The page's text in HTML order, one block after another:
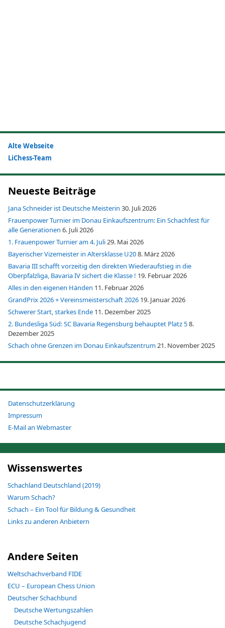
Alte Webseite
LiChess-Team
Neueste Beiträge
Jana Schneider ist Deutsche Meisterin 30. Juli 2026
Frauenpower Turnier im Donau Einkaufszentrum: Ein Schachfest für
alle Generationen 6. Juli 2026
1. Frauenpower Turnier am 4. Juli29. Mai 2026
Bayerischer Vizemeister in Altersklasse U208. März 2026
Bavaria III schafft vorzeitig den direkten Wiederaufstieg in die
Oberpfalzliga, Bavaria IV sichert die Klasse ! 19. Februar 2026
Alles in den eigenen Händen 11. Februar 2026
GrandPrix 2026 + Vereinsmeisterschaft 2026 19. Januar 2026
Schwerer Start, starkes Ende 11. Dezember 2025
2. Bundesliga Süd: SC Bavaria Regensburg behauptet Platz 58.
Dezember 2025
Schach ohne Grenzen im Donau Einkaufszentrum21. November 2025
Datenschutzerklärung
Impressum
E-Mail an Webmaster
Wissenswertes
Schachland Deutschland (2019)
Warum Schach?
Schach – Ein Tool für Bildung & Gesundheit
Links zu anderen Anbietern
Andere Seiten
Weltschachverband FIDE
ECU – European Chess Union
Deutscher Schachbund
Deutsche Wertungszahlen
Deutsche Schachjugend